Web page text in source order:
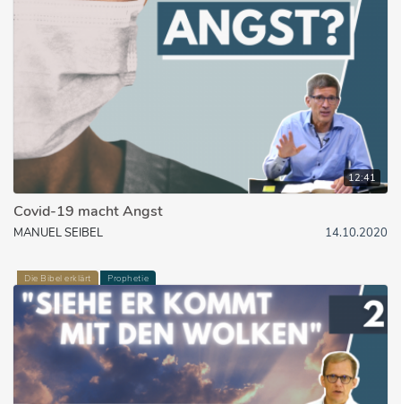
12:41
Covid-19 macht Angst
MANUEL SEIBEL 14.10.2020
Die Bibel erklärt Prophetie